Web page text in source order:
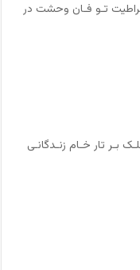
تـو فـان وحشت در
بـر تار خـام زنـدگانـی